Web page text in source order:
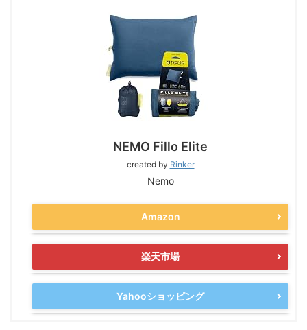
NEMO Fillo Elite
created by Rinker
Nemo
Amazon
楽天市場
Yahooショッピング